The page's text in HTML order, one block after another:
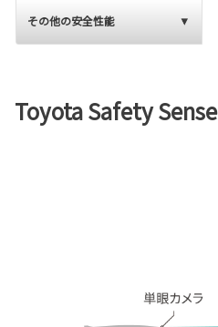
その他の安全性能
Toyota Safety Sense